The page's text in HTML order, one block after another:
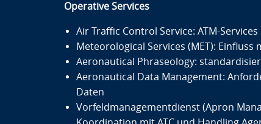
Operative Services
Air Traffic Control Service: ATM-
Meteorological Services (MET):
Aeronautical Phraseology:
Aeronautical Data Management:
Daten
Vorfeldmanagementdienst (Apron